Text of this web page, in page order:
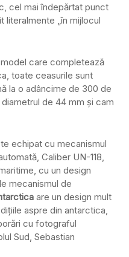
cel mai îndepărtat punct
literalmente „în mijlocul
care completează
toate ceasurile sunt
la o adâncime de 300 de
de 44 mm și cam
echipat cu mecanismul
Caliber UN-118,
cu un design
mecanismul de
are un design mult
aspre din antarctica,
cu fotograful
Sud, Sebastian